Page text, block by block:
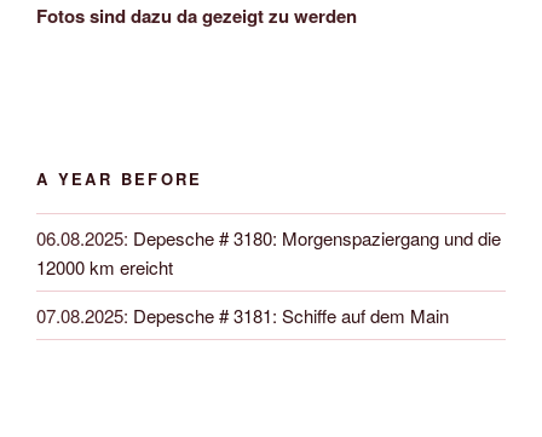
Fotos sind dazu da gezeigt zu werden
A YEAR BEFORE
06.08.2025: Depesche # 3180: Morgenspaziergang und die
12000 km ereicht
07.08.2025: Depesche # 3181: Schiffe auf dem Main